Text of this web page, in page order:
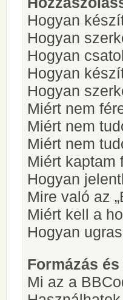
Hogyan
Hogyan
Hogyan
Hogyan
Hogyan
Miért nem
Miért nem
Miért nem
Miért kaptam
Hogyan
Mire való az
Miért kell a
Hogyan
Formázás
Mi az a